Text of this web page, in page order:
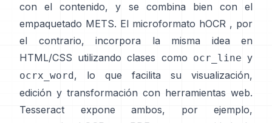
con el contenido, y se combina bien con el
empaquetado METS. El microformato hOCR , por
el contrario, incorpora la misma idea en
HTML/CSS utilizando clases como ocr_line y
ocrx_word, lo que facilita su visualización,
edición y transformación con herramientas web.
Tesseract expone ambos, por ejemplo,